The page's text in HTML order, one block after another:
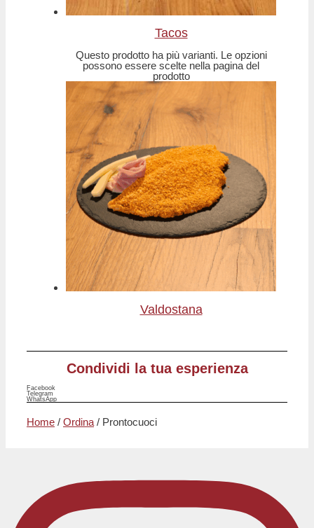
Tacos
Questo prodotto ha più varianti. Le opzioni
possono essere scelte nella pagina del
prodotto
Valdostana
Condividi la tua esperienza
Facebook
Telegram
WhatsApp
Home / Ordina / Prontocuoci